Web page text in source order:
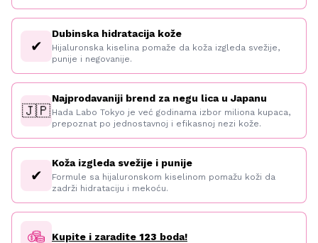
✔
Dubinska hidratacija kože
Hijaluronska kiselina pomaže da koža izgleda svežije,
punije i negovanije.
🇯🇵
Najprodavaniji brend za negu lica u Japanu
Hada Labo Tokyo je već godinama izbor miliona kupaca,
prepoznat po jednostavnoj i efikasnoj nezi kože.
✔
Koža izgleda svežije i punije
Formule sa hijaluronskom kiselinom pomažu koži da
zadrži hidrataciju i mekoću.
Kupite i zaradite 123 boda!